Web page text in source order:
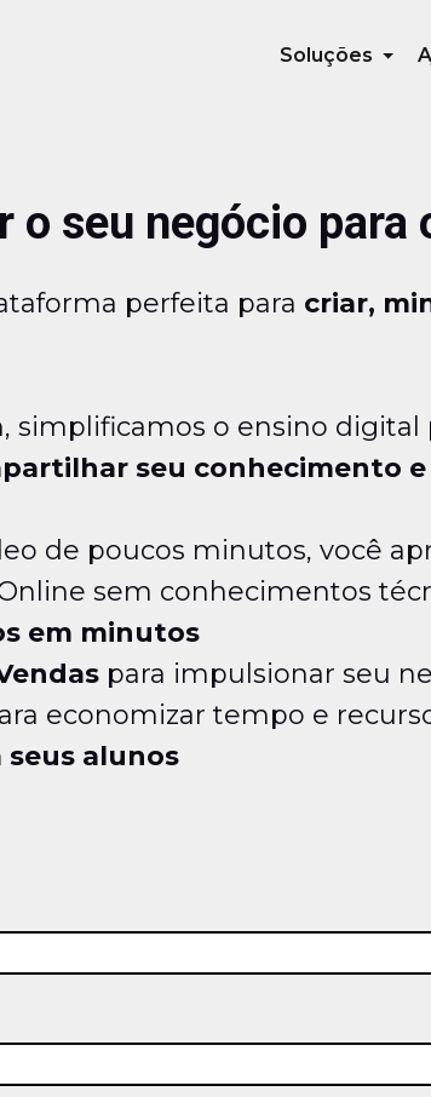
Soluções
o seu negócio para
perfeita para criar,
simplificamos o ensino digital
seu conhecimento
de poucos minutos, você
sem conhecimentos
em minutos
para impulsionar seu
economizar tempo e
alunos